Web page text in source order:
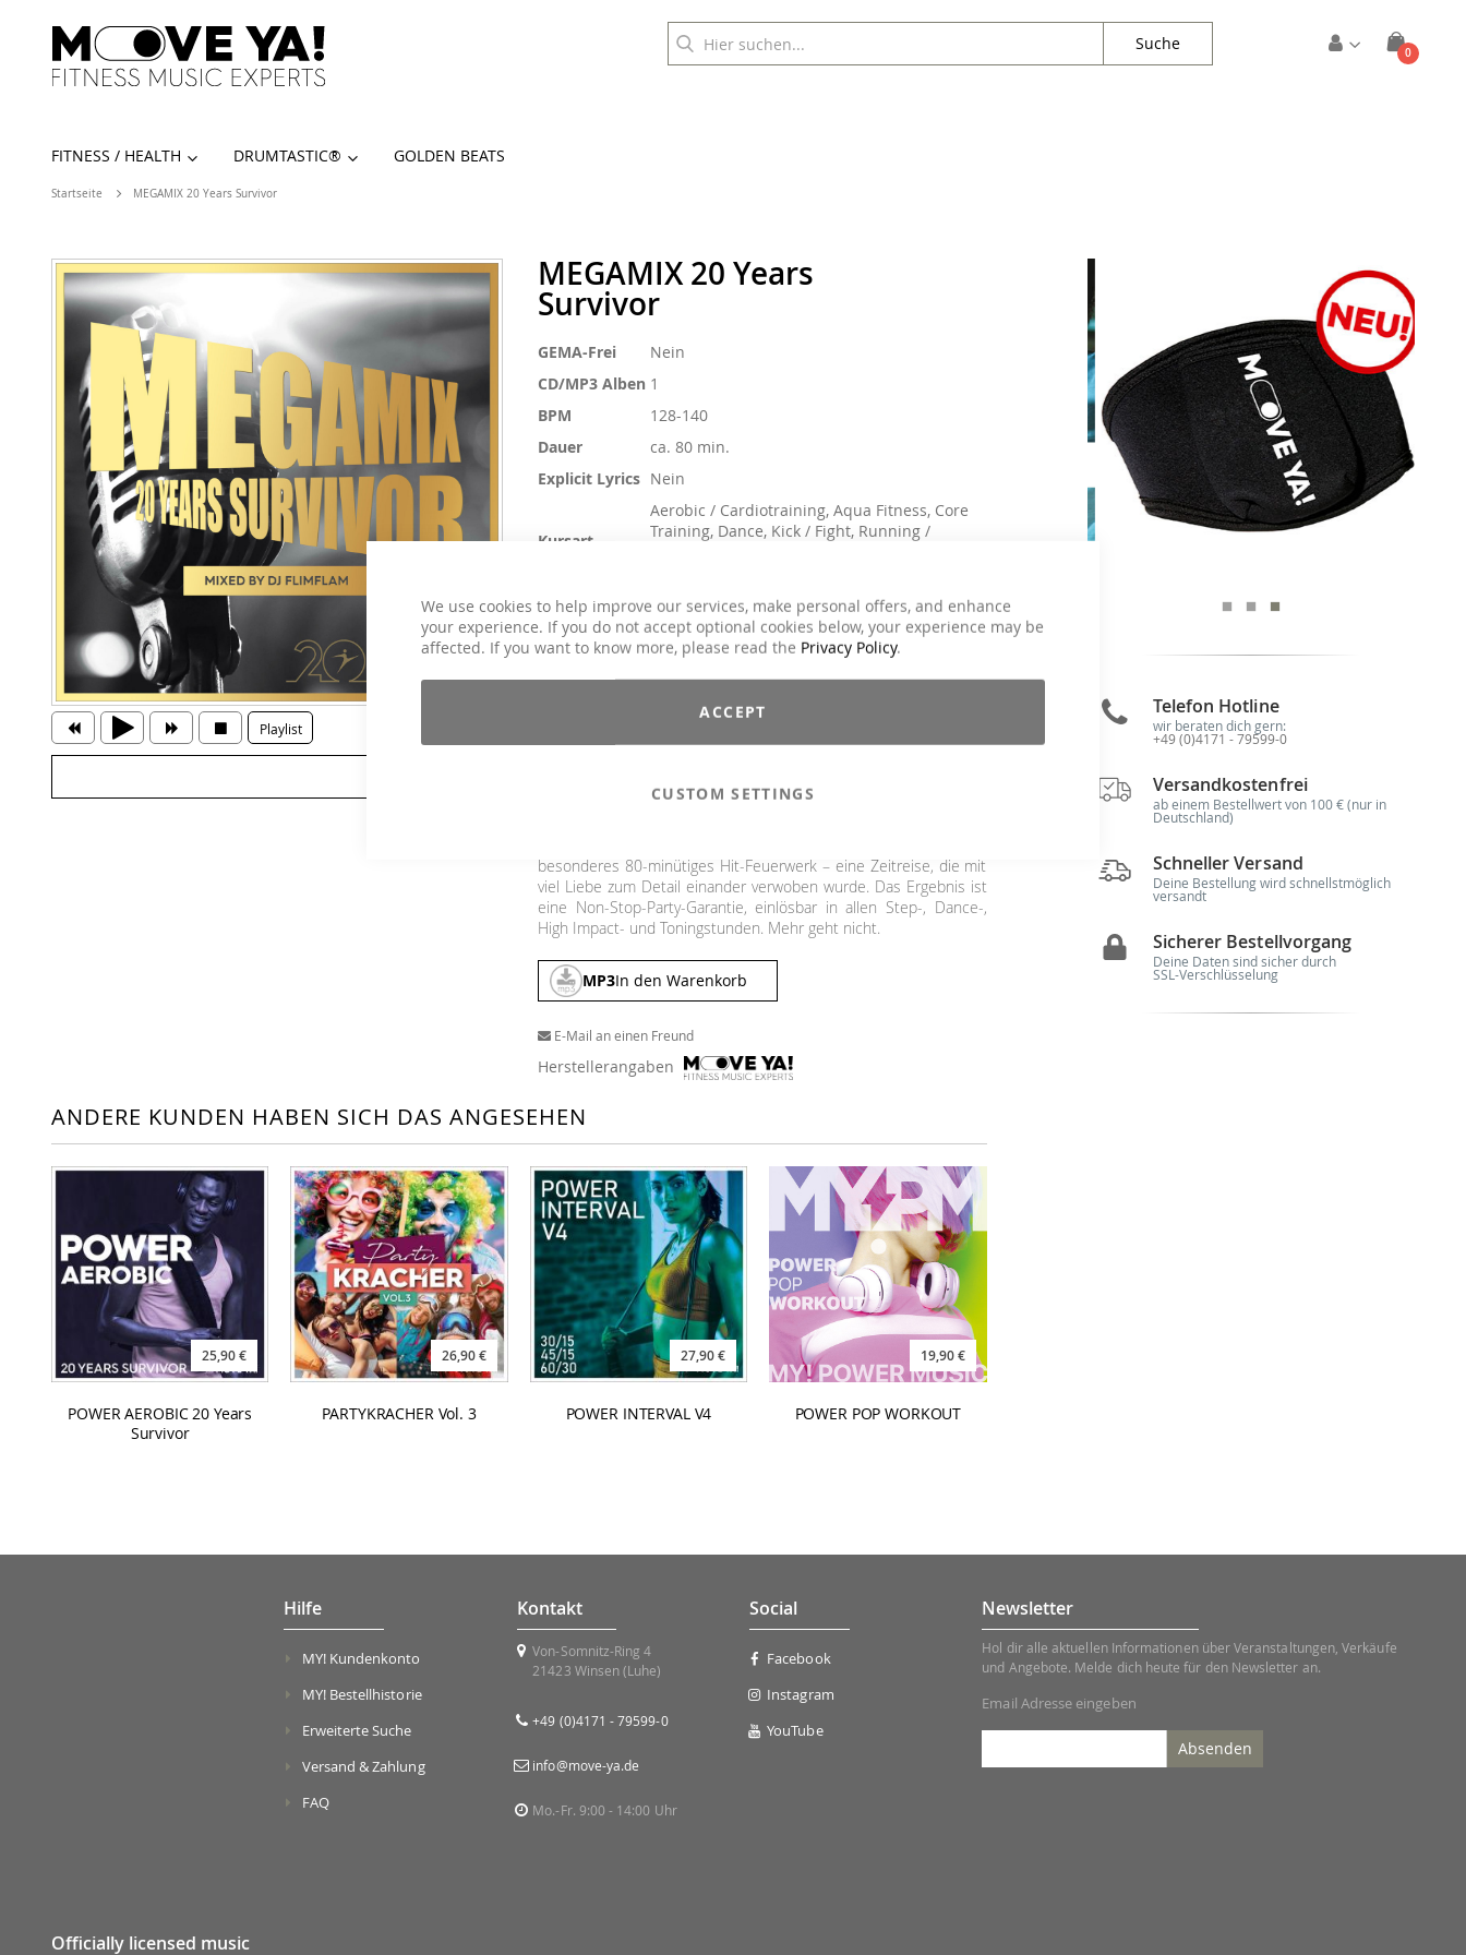
We use cookies to help improve our services, make personal offers, and enhance
your experience. If you do not accept optional cookies below, your experience may be
affected. If you want to know more, please read the Privacy Policy.
ACCEPT
CUSTOM SETTINGS
Warenkorb
0Artikel
Suche
FITNESS / HEALTH DRUMTASTIC®️ GOLDEN BEATS
Startseite MEGAMIX 20 Years Survivor
Playlist
MEGAMIX 20 Years
Survivor
Weitere
GEMA-Frei
Nein
CD/MP3 Alben 1
BPM
128-140
Dauer
ca. 80 min.
Explicit Lyrics Nein
Kursart
Aerobic / Cardiotraining, Aqua Fitness, Core
Training, Dance, Kick / Fight, Running /
Genre
Charts Hits / Pop, Dance / Electronic / Club,
House / Deep House, Pop
26,90 €
Anlässlich unseres 20 jährigen Geburtstages haben wir DEN
vom einzigartigen DJ FlimFlam, dem weltbesten MEGAMIX-
Produzenten, findest du das Beste aus 20 Jahren (MOVE YA!)
besonderes 80-minütiges Hit-Feuerwerk – eine Zeitreise, die mit
viel Liebe zum Detail einander verwoben wurde. Das Ergebnis ist
eine Non-Stop-Party-Garantie, einlösbar in allen Step-, Dance-,
High Impact- und Toningstunden. Mehr geht nicht.
MP3In den Warenkorb
E-Mail an einen Freund
Herstellerangaben
ANDERE KUNDEN HABEN SICH DAS ANGESEHEN
25,90 €
POWER AEROBIC 20 Years
Survivor
26,90 €
PARTYKRACHER Vol. 3
27,90 €
POWER INTERVAL V4
19,90 €
POWER POP WORKOUT
Telefon Hotline
wir beraten dich gern:
+49 (0)4171 - 79599-0
Versandkostenfrei
ab einem Bestellwert von 100 € (nur in
Deutschland)
Schneller Versand
Deine Bestellung wird schnellstmöglich
versandt
Sicherer Bestellvorgang
Deine Daten sind sicher durch
SSL-Verschlüsselung
Hilfe
MY! Kundenkonto
MY! Bestellhistorie
Erweiterte Suche
Versand & Zahlung
FAQ
Kontakt
Von-Somnitz-Ring 4
21423 Winsen (Luhe)
+49 (0)4171 - 79599-0
info@move-ya.de
Mo.-Fr. 9:00 - 14:00 Uhr
Social
Facebook
Instagram
YouTube
Newsletter
Hol dir alle aktuellen Informationen über Veranstaltungen, Verkäufe
und Angebote. Melde dich heute für den Newsletter an.
Email Adresse eingeben
Absenden
Officially licensed music